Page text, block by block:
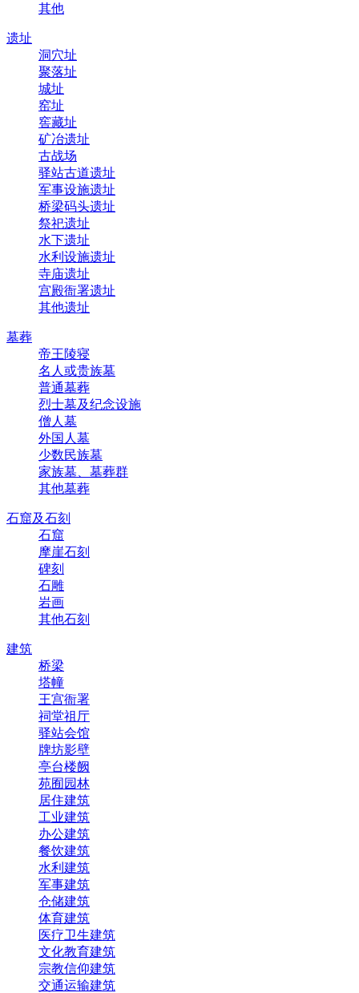
其他
遗址
洞穴址
聚落址
城址
窑址
窖藏址
矿冶遗址
古战场
驿站古道遗址
军事设施遗址
桥梁码头遗址
祭祀遗址
水下遗址
水利设施遗址
寺庙遗址
宫殿衙署遗址
其他遗址
墓葬
帝王陵寝
名人或贵族墓
普通墓葬
烈士墓及纪念设施
僧人墓
外国人墓
少数民族墓
家族墓、墓葬群
其他墓葬
石窟及石刻
石窟
摩崖石刻
碑刻
石雕
岩画
其他石刻
建筑
桥梁
塔幢
王宫衙署
祠堂祖厅
驿站会馆
牌坊影壁
亭台楼阙
苑囿园林
居住建筑
工业建筑
办公建筑
餐饮建筑
水利建筑
军事建筑
仓储建筑
体育建筑
医疗卫生建筑
文化教育建筑
宗教信仰建筑
交通运输建筑